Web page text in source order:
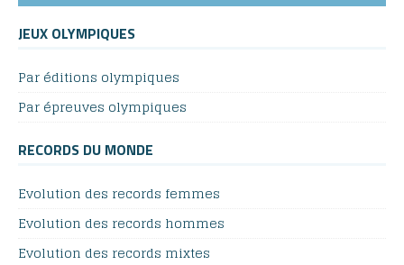
JEUX OLYMPIQUES
Par éditions olympiques
Par épreuves olympiques
RECORDS DU MONDE
Evolution des records femmes
Evolution des records hommes
Evolution des records mixtes